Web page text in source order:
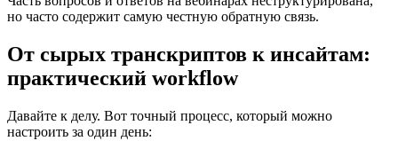
но часто содержит самую честную обратную связь.
От сырых транскриптов к инсайтам:
практический workflow
Давайте к делу. Вот точный процесс, который можно
настроить за один день: